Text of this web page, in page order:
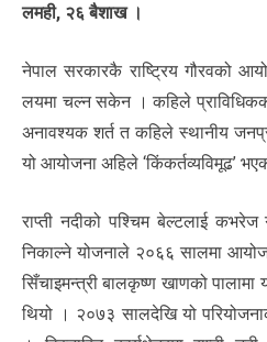
लमही, २६ बैशाख ।
नेपाल सरकारकै राष्ट्रिय गौरवको
लयमा चल्न सकेन । कहिले
अनावश्यक शर्त त कहिले स्थानीय
यो आयोजना अहिले ‘किंकर्तव्यविमूढ’
राप्ती नदीको पश्चिम बेल्टलाई कभरेज
निकाल्ने योजनाले २०६६ सालमा
सिँचाइमन्त्री बालकृष्ण खाणको पालामा
थियो । २०७३ सालदेखि यो